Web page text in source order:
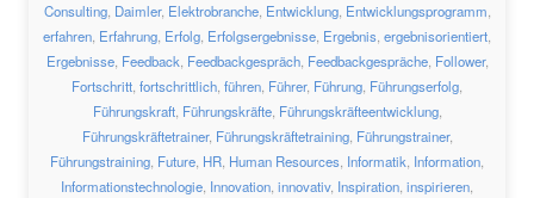
Consulting, Daimler, Elektrobranche, Entwicklung, Entwicklungsprogramm
erfahren Erfahrung Erfolg Erfolgsergebnisse Ergebnis ergebnisorientiert
Ergebnisse, Feedback Feedbackgespräch, Feedbackgespräche, Follower,
Fortschritt fortschrittlich führen Führer, Führung Führungserfolg
Führungskraft, Führungskräfte, Führungskräfteentwicklung,
Führungskräftetrainer, Führungskräftetraining, Führungstrainer,
Führungstraining Future HR Human Resources Informatik Information
Informationstechnologie Innovation innovativ, Inspiration inspirieren